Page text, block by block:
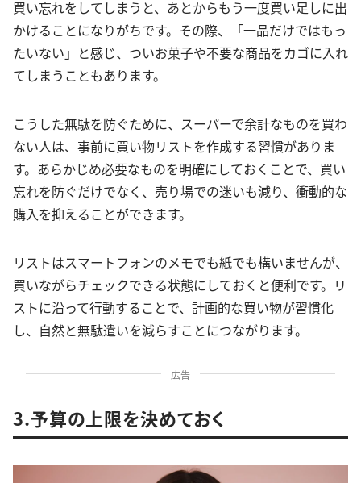
買い忘れをしてしまうと、あとからもう一度買い足しに出
かけることになりがちです。その際、「一品だけではもっ
たいない」と感じ、ついお菓子や不要な商品をカゴに入れ
てしまうこともあります。
こうした無駄を防ぐために、スーパーで余計なものを買わ
ない人は、事前に買い物リストを作成する習慣がありま
す。あらかじめ必要なものを明確にしておくことで、買い
忘れを防ぐだけでなく、売り場での迷いも減り、衝動的な
購入を抑えることができます。
リストはスマートフォンのメモでも紙でも構いませんが、
買いながらチェックできる状態にしておくと便利です。リ
ストに沿って行動することで、計画的な買い物が習慣化
し、自然と無駄遣いを減らすことにつながります。
広告
3.予算の上限を決めておく